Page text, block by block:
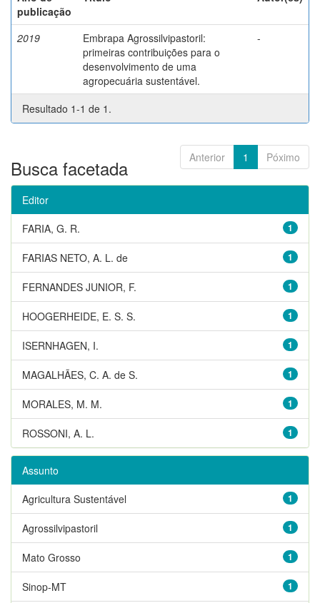
publicação
2019
Embrapa Agrossilvipastoril:
primeiras contribuições para o
desenvolvimento de uma
agropecuária sustentável.
-
Resultado 1-1 de 1.
Anterior 1 Póximo
Busca facetada
Editor
1
FARIA, G. R.
1
FARIAS NETO, A. L. de
1
FERNANDES JUNIOR, F.
1
HOOGERHEIDE, E. S. S.
1
ISERNHAGEN, I.
1
MAGALHÃES, C. A. de S.
1
MORALES, M. M.
1
ROSSONI, A. L.
Assunto
1
Agricultura Sustentável
1
Agrossilvipastoril
1
Mato Grosso
1
Sinop-MT